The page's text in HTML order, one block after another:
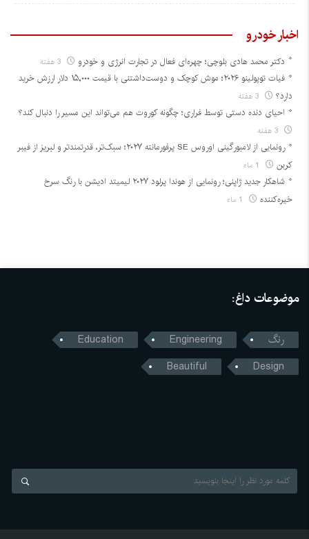
اخبار خودرو
دکتر محمد هادی بلوچی؛ چهره‌ای فعال در تجارت انرژی و خودرو
فیات توپولینو ۲۰۲۶؛ موش کوچک و دوست‌داشتنی با قیمت ۱۵,۰۰۰ دلار ارزش خرید
دارد؟
احیای دنده دستی توسط فراری؛ چگونه کوروت هم می‌تواند این مسیر را دنبال کند؟
رونمایی از لامبورگینی اوروس SE پرفورمانته ۲۰۲۷؛ سبک‌تر، قدرتمندتر و لبریز از فیبر
کربن
شاهکار جدید ژاپنی؛ رونمایی از هوندا پرلود ۲۰۲۷ لیمیتد ادیشن با رنگ سرخ
خیره‌کننده
موضوعات داغ:
رنگ Engineering
Education
Design
Beautiful